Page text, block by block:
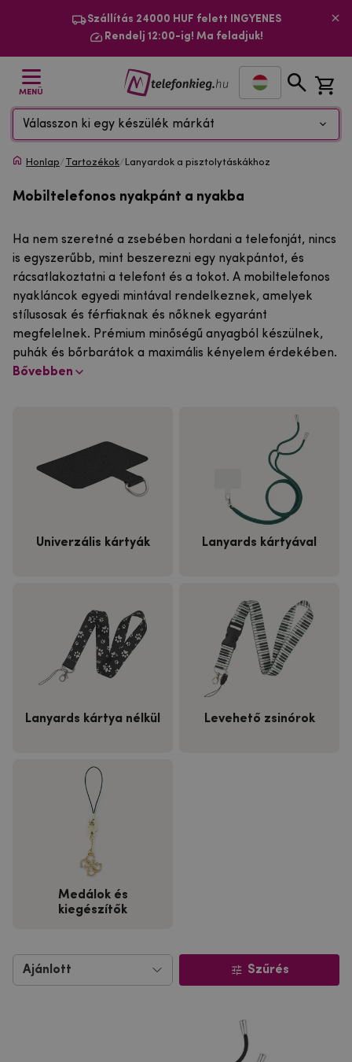
Szállítás 24000 HUF felett INGYENES
Rendelj 12:00-ig! Ma feladjuk!
MENÜ
Válasszon ki egy készülék márkát
Honlap/Tartozékok/ Lanyardok a pisztolytáskákhoz
Mobiltelefonos nyakpánt a nyakba
Ha nem szeretné a zsebében hordani a telefonját, nincs
is egyszerűbb, mint beszerezni egy nyakpántot, és
rácsatlakoztatni a telefont és a tokot. A mobiltelefonos
nyakláncok egyedi mintával rendelkeznek, amelyek
stílusosak és férfiaknak és nőknek egyaránt
megfelelnek. Prémium minőségű anyagból készülnek,
puhák és bőrbarátok a maximális kényelem érdekében.
Bővebben
Univerzális kártyák Lanyards kártyával
Lanyards kártya nélkül Levehető zsinórok
Medálok és
kiegészítők
Szűrés